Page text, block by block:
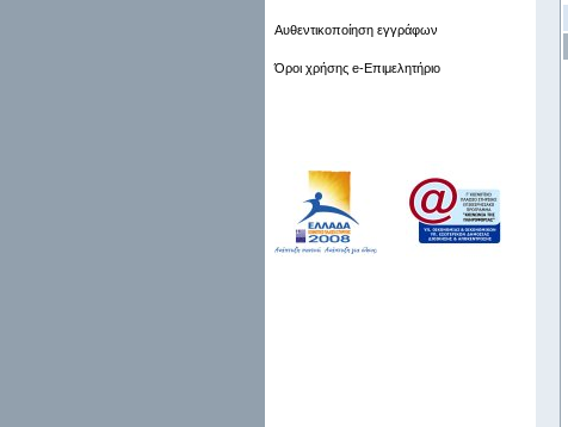
Αυθεντικοποίηση εγγράφων
Όροι χρήσης e-Επιμελητήριο